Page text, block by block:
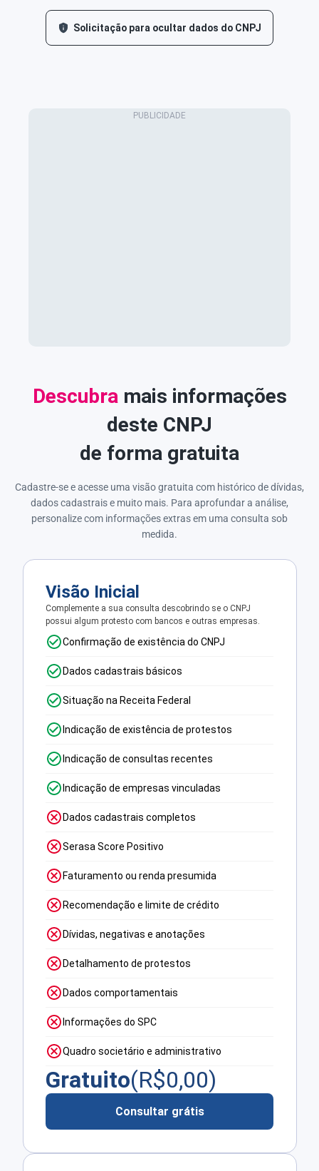
Solicitação para ocultar dados do CNPJ
Descubra mais informações
deste CNPJ
de forma gratuita
Cadastre-se e acesse uma visão gratuita com histórico de dívidas,
dados cadastrais e muito mais. Para aprofundar a análise,
personalize com informações extras em uma consulta sob
medida.
Visão Inicial
Complemente a sua consulta descobrindo se o CNPJ
possui algum protesto com bancos e outras empresas.
Confirmação de existência do CNPJ
Dados cadastrais básicos
Situação na Receita Federal
Indicação de existência de protestos
Indicação de consultas recentes
Indicação de empresas vinculadas
Dados cadastrais completos
Serasa Score Positivo
Faturamento ou renda presumida
Recomendação e limite de crédito
Dívidas, negativas e anotações
Detalhamento de protestos
Dados comportamentais
Informações do SPC
Quadro societário e administrativo
Gratuito(R$0,00)
Consultar grátis